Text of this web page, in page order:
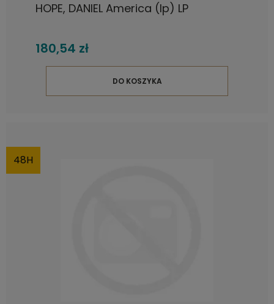
HOPE, DANIEL America (lp) LP
180,54 zł
DO KOSZYKA
48H